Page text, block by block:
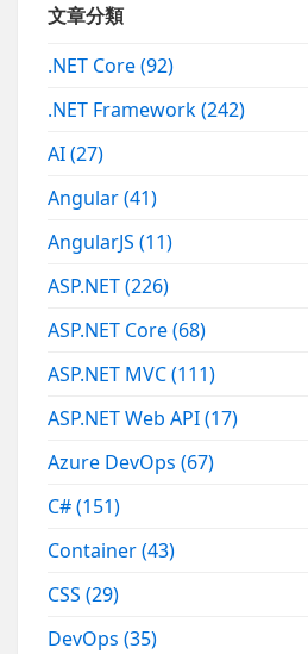
文章分類
.NET Core(92)
.NET Framework(242)
AI(27)
Angular(41)
AngularJS(11)
ASP.NET(226)
ASP.NET Core(68)
ASP.NET MVC(111)
ASP.NET Web API(17)
Azure DevOps(67)
C#(151)
Container(43)
CSS(29)
DevOps(35)